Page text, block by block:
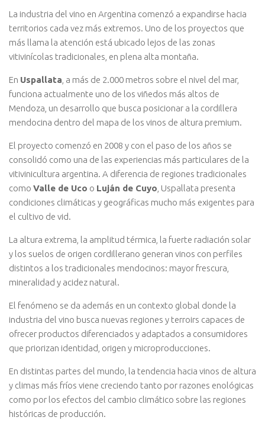
La industria del vino en Argentina comenzó a expandirse hacia
territorios cada vez más extremos. Uno de los proyectos que
más llama la atención está ubicado lejos de las zonas
vitivinícolas tradicionales, en plena alta montaña.
En Uspallata , a más de 2.000 metros sobre el nivel del mar,
funciona actualmente uno de los viñedos más altos de
Mendoza, un desarrollo que busca posicionar a la cordillera
mendocina dentro del mapa de los vinos de altura premium.
El proyecto comenzó en 2008 y con el paso de los años se
consolidó como una de las experiencias más particulares de la
vitivinicultura argentina. A diferencia de regiones tradicionales
como Valle de Uco o Luján de Cuyo , Uspallata presenta
condiciones climáticas y geográficas mucho más exigentes para
el cultivo de vid.
La altura extrema, la amplitud térmica, la fuerte radiación solar
y los suelos de origen cordillerano generan vinos con perfiles
distintos a los tradicionales mendocinos: mayor frescura,
mineralidad y acidez natural.
El fenómeno se da además en un contexto global donde la
industria del vino busca nuevas regiones y terroirs capaces de
ofrecer productos diferenciados y adaptados a consumidores
que priorizan identidad, origen y microproducciones.
En distintas partes del mundo, la tendencia hacia vinos de altura
y climas más fríos viene creciendo tanto por razones enológicas
como por los efectos del cambio climático sobre las regiones
históricas de producción.